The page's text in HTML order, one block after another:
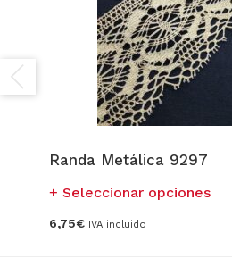
Randa Metálica 9297
Seleccionar opcionesEste
6,75€ IVA incluido